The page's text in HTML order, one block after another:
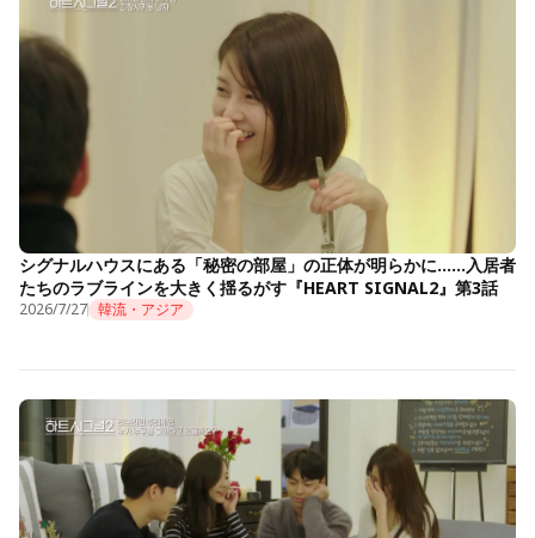
シグナルハウスにある「秘密の部屋」の正体が明らかに……入居者
たちのラブラインを大きく揺るがす『HEART SIGNAL2』第3話
2026/7/27 韓流・アジア